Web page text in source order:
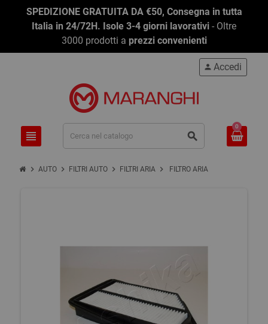
SPEDIZIONE GRATUITA DA €50, Consegna in tutta
Italia in 24/72H. Isole 3-4 giorni lavorativi - Oltre
3000 prodotti a prezzi convenienti
view_headline search
person Accedi
0
chevron_right AUTO chevron_right FILTRI AUTO chevron_right FILTRI ARIA chevron_right FILTRO ARIA